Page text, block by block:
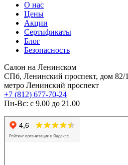
О нас
Цены
Акции
Сертификаты
Блог
Безопасность
Салон на Ленинском
СПб, Ленинский проспект, дом 82/1
метро Ленинский проспект
+7 (812) 677-70-24
Пн-Вс: с 9.00 до 21.00